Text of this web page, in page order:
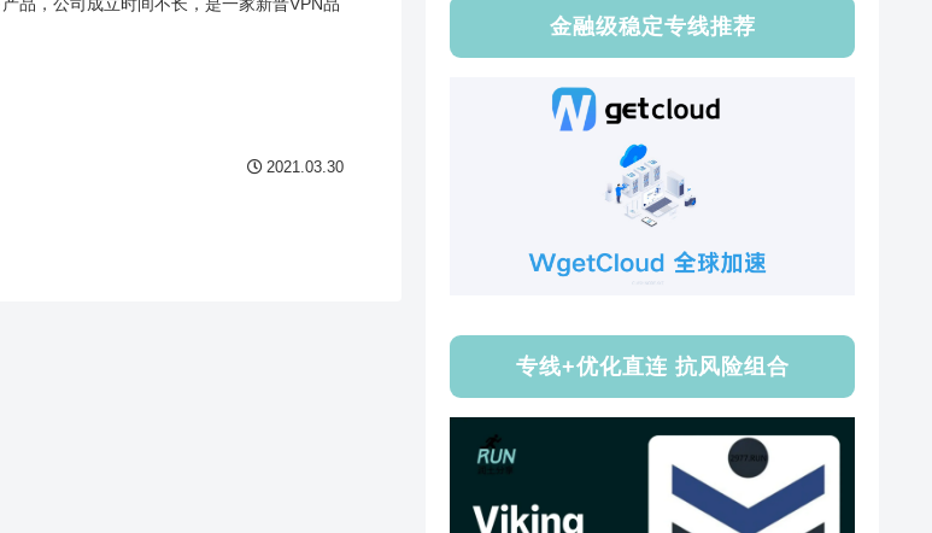
品，公司成立时间不长，是一家新晋VPN品
2021.03.30
金融级稳定专线推荐
专线+优化直连 抗风险组合